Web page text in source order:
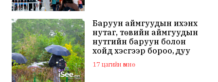
Баруун аймгуудын ихэнх
нутаг, төвийн аймгуудын
нутгийн баруун болон
хойд хэсгээр бороо, дуу
цахилгаантай аадар бороо
17 цагийн өмнө